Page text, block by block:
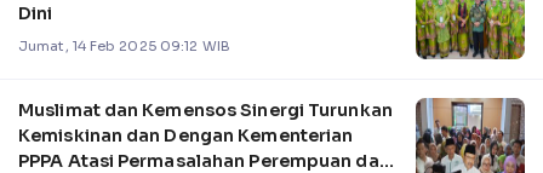
Dini
Jumat, 14 Feb 2025 09:12 WIB
Muslimat dan Kemensos Sinergi Turunkan
Kemiskinan dan Dengan Kementerian
PPPA Atasi Permasalahan Perempuan dan